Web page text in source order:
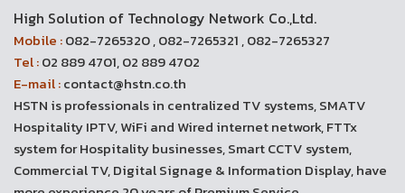
High Solution of Technology Network Co.,Ltd.
Mobile :082-7265320 , 082-7265321 , 082-7265327
Tel :02 889 4701, 02 889 4702
E-mail :contact@hstn.co.th
HSTN is professionals in centralized TV systems, SMATV
Hospitality IPTV, WiFi and Wired internet network, FTTx
system for Hospitality businesses, Smart CCTV system,
Commercial TV, Digital Signage & Information Display, have